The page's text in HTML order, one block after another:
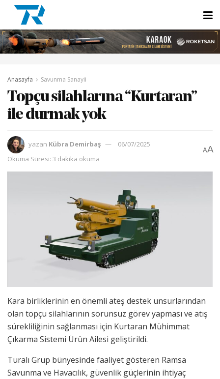
Anasayfa Savunma Sanayii
Topçu silahlarına “Kurtaran”
ile durmak yok
yazan Kübra Demirbaş
06/07/2025
Okuma Süresi: 3 dakika okuma
AA
Kara birliklerinin en önemli ateş destek unsurlarından
olan topçu silahlarının sorunsuz görev yapması ve atış
sürekliliğinin sağlanması için Kurtaran Mühimmat
Çıkarma Sistemi Ürün Ailesi geliştirildi.
Turalı Grup bünyesinde faaliyet gösteren Ramsa
Savunma ve Havacılık, güvenlik güçlerinin ihtiyaç